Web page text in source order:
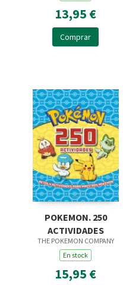
13,95 €
Comprar
POKEMON. 250
ACTIVIDADES
THE POKEMON COMPANY
En stock
15,95 €